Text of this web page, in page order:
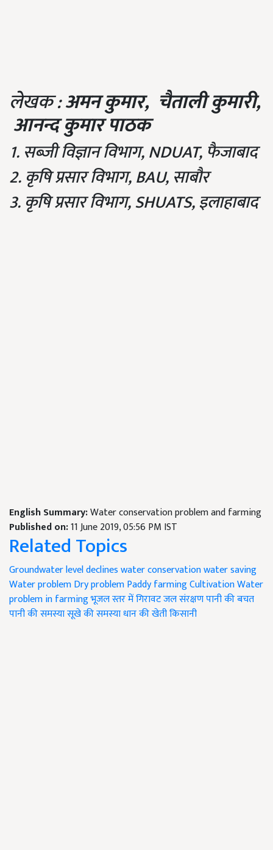
लेखक :अमन कुमार, चैताली कुमारी,
आनन्द कुमार पाठक
1. सब्जी विज्ञान विभाग, NDUAT, फैजाबाद
2. कृषि प्रसार विभाग, BAU, साबौर
3. कृषि प्रसार विभाग, SHUATS, इलाहाबाद
English Summary:Water conservation problem and farming
Published on:11 June 2019, 05:56 PM IST
Related Topics
Groundwater leveldeclines water conservationwater saving
WaterproblemDry problemPaddy farmingCultivation Water
problem in farmingभूजल स्तर में गिरावटजल संरक्षणपानी की बचत
पानी की समस्यासूखे की समस्याधान की खेतीकिसानी